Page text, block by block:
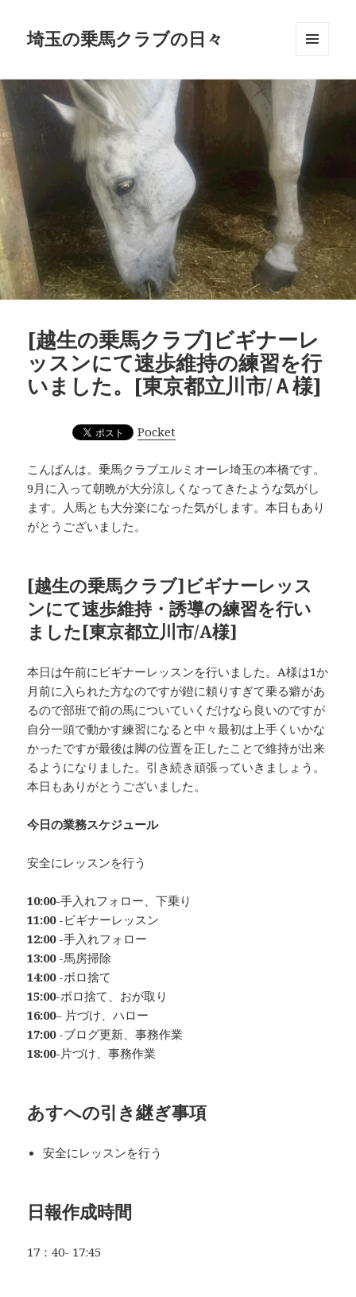
埼玉の乗馬クラブの日々
ーとウ
ィジェ
ット
[越生の乗馬クラブ]ビギナーレ
ッスンにて速歩維持の練習を行
いました。[東京都立川市/Ａ様]
Pocket
こんばんは。乗馬クラブエルミオーレ埼玉の本橋です。
9月に入って朝晩が大分涼しくなってきたような気がし
ます。人馬とも大分楽になった気がします。本日もあり
がとうございました。
[越生の乗馬クラブ]ビギナーレッス
ンにて速歩維持・誘導の練習を行い
ました[東京都立川市/A様]
本日は午前にビギナーレッスンを行いました。A様は1か
月前に入られた方なのですが鐙に頼りすぎて乗る癖があ
るので部班で前の馬についていくだけなら良いのですが
自分一頭で動かす練習になると中々最初は上手くいかな
かったですが最後は脚の位置を正したことで維持が出来
るようになりました。引き続き頑張っていきましょう。
本日もありがとうございました。
今日の業務スケジュール
安全にレッスンを行う
10:00-手入れフォロー、下乗り
11:00-ビギナーレッスン
12:00-手入れフォロー
13:00-馬房掃除
14:00-ボロ捨て
15:00-ボロ捨て、おが取り
16:00– 片づけ、ハロー
17:00-ブログ更新、事務作業
18:00- 片づけ、事務作業
あすへの引き継ぎ事項
安全にレッスンを行う
日報作成時間
17：40- 17:45